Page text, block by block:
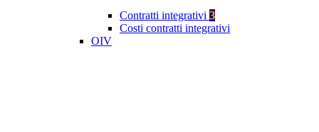
Contratti integrativi 3
Costi contratti integrativi
OIV